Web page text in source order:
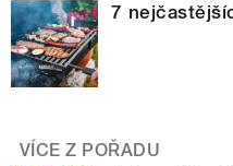
7
VÍCE Z POŘADU